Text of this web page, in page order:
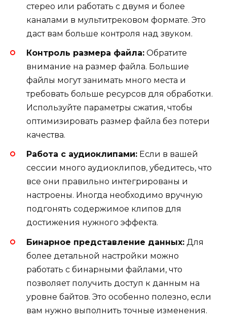
стерео или работать с двумя и более
каналами в мультитрековом формате. Это
даст вам больше контроля над звуком.
Контроль размера файла: Обратите
внимание на размер файла. Большие
файлы могут занимать много места и
требовать больше ресурсов для обработки.
Используйте параметры сжатия, чтобы
оптимизировать размер файла без потери
качества.
Работа с аудиоклипами: Если в вашей
сессии много аудиоклипов, убедитесь, что
все они правильно интегрированы и
настроены. Иногда необходимо вручную
подгонять содержимое клипов для
достижения нужного эффекта.
Бинарное представление данных: Для
более детальной настройки можно
работать с бинарными файлами, что
позволяет получить доступ к данным на
уровне байтов. Это особенно полезно, если
вам нужно выполнить точные изменения.